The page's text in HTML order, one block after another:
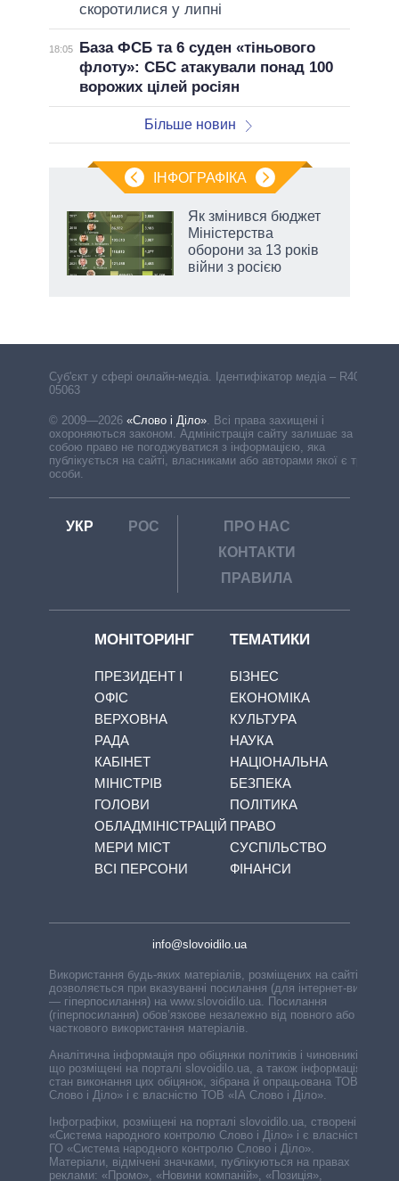
скоротилися у липні
18:05
База ФСБ та 6 суден «тіньового
флоту»: СБС атакували понад 100
ворожих цілей росіян
Більше новин
ІНФОГРАФІКА
Як змінився бюджет
Міністерства
оборони за 13 років
війни з росією
Cуб'єкт у сфері онлайн-медіа. Ідентифікатор медіа – R40-
05063
© 2009—2026 «Слово і Діло» Всі права захищені і
охороняються законом. Адміністрація сайту залишає за
собою право не погоджуватися з інформацією, яка
публікується на сайті, власниками або авторами якої є треті
особи.
УКР РОС
ПРО НАС
КОНТАКТИ
ПРАВИЛА
МОНІТОРИНГ
ПРЕЗИДЕНТ І
ОФІС
ВЕРХОВНА
РАДА
КАБІНЕТ
МІНІСТРІВ
ГОЛОВИ
ОБЛАДМІНІСТРАЦІЙ
МЕРИ МІСТ
ВСІ ПЕРСОНИ
ТЕМАТИКИ
БІЗНЕС
ЕКОНОМІКА
КУЛЬТУРА
НАУКА
НАЦІОНАЛЬНА
БЕЗПЕКА
ПОЛІТИКА
ПРАВО
СУСПІЛЬСТВО
ФІНАНСИ
info@slovoidilo.ua
Використання будь-яких матеріалів, розміщених на сайті,
дозволяється при вказуванні посилання (для інтернет-видань
— гіперпосилання) на www.slovoidilo.ua. Посилання
(гіперпосилання) обов’язкове незалежно від повного або
часткового використання матеріалів.
Аналітична інформація про обіцянки політиків і чиновників,
що розміщені на порталі slovoidilo.ua, а також інформація про
стан виконання цих обіцянок, зібрана й опрацьована ТОВ «ІА
Слово і Діло» і є власністю ТОВ «ІА Слово і Діло».
Інфографіки, розміщені на порталі slovoidilo.ua, створені ГО
«Система народного контролю Слово і Діло» і є власністю
ГО «Система народного контролю Слово і Діло».
Матеріали, відмічені значками, публікуються на правах
реклами: «Промо», «Новини компаній», «Позиція»,